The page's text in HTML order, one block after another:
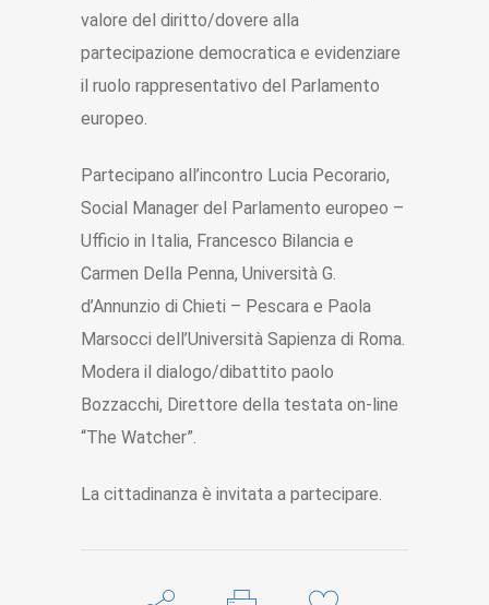
valore del diritto/dovere alla
partecipazione democratica e evidenziare
il ruolo rappresentativo del Parlamento
europeo.
Partecipano all’incontro Lucia Pecorario,
Social Manager del Parlamento europeo –
Ufficio in Italia, Francesco Bilancia e
Carmen Della Penna, Università G.
d’Annunzio di Chieti – Pescara e Paola
Marsocci dell’Università Sapienza di Roma.
Modera il dialogo/dibattito paolo
Bozzacchi, Direttore della testata on-line
“The Watcher”.
La cittadinanza è invitata a partecipare.